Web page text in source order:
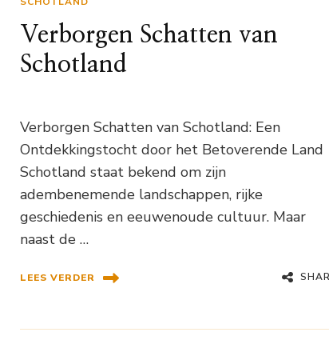
Verborgen Schatten van
Schotland
Verborgen Schatten van Schotland: Een
Ontdekkingstocht door het Betoverende Land
Schotland staat bekend om zijn
adembenemende landschappen, rijke
geschiedenis en eeuwenoude cultuur. Maar
naast de …
LEES VERDER